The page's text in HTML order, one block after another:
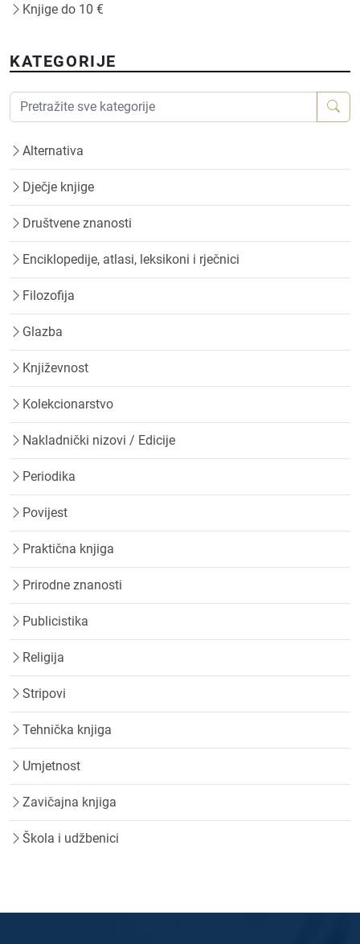
Knjige do 10 €
KATEGORIJE
Alternativa
Dječje knjige
Društvene znanosti
Enciklopedije, atlasi, leksikoni i rječnici
Filozofija
Glazba
Književnost
Kolekcionarstvo
Nakladnički nizovi / Edicije
Periodika
Povijest
Praktična knjiga
Prirodne znanosti
Publicistika
Religija
Stripovi
Tehnička knjiga
Umjetnost
Zavičajna knjiga
Škola i udžbenici